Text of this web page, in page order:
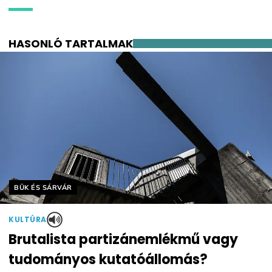
HASONLÓ TARTALMAK
Helyszín címkék:
BÜK ÉS SÁRVÁR
KULTÚRA
Brutalista partizánemlékmű vagy
tudományos kutatóállomás?